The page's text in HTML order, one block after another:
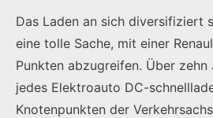
Das Laden an sich diversifiziert
eine tolle Sache, mit einer
Punkten abzugreifen. Über
jedes Elektroauto DC-
Knotenpunkten der